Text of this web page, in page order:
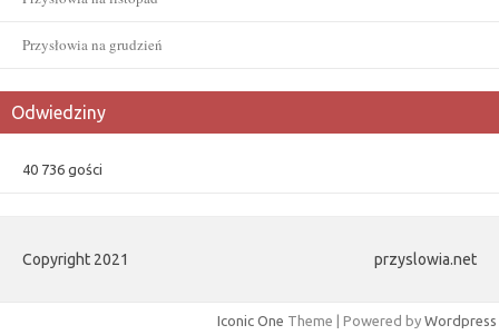
Przysłowia na grudzień
Odwiedziny
40 736 gości
Copyright 2021 przyslowia.net
Iconic One Theme | Powered by Wordpress